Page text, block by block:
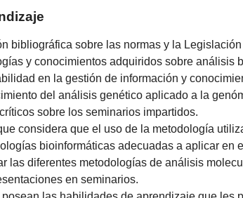
bibliográfica sobre las normas y la
y conocimientos adquiridos sobre análisis
en la gestión de información y
del análisis genético aplicado a la
sobre los seminarios impartidos.
considera que el uso de la metodología
bioinformáticas adecuadas a aplicar
las diferentes metodologías de análisis
en seminarios.